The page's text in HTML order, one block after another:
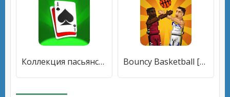
Коллекция пасьянсов [Бесплатные покупки] Bouncy Basketball [Много денег]